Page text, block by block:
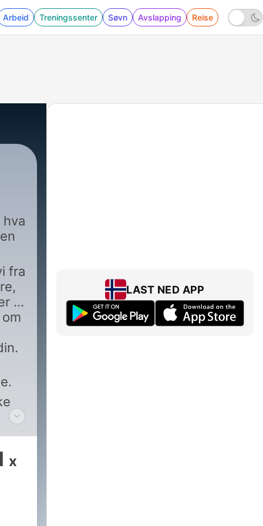
Arbeid Treningssenter Søvn Avslapping Reise
fra
til
x
LAST NED APP